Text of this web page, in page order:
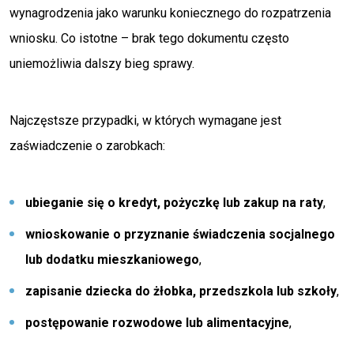
wynagrodzenia jako warunku koniecznego do rozpatrzenia
wniosku. Co istotne – brak tego dokumentu często
uniemożliwia dalszy bieg sprawy.
Najczęstsze przypadki, w których wymagane jest
zaświadczenie o zarobkach:
ubieganie się o kredyt, pożyczkę lub zakup na raty,
wnioskowanie o przyznanie świadczenia socjalnego
lub dodatku mieszkaniowego,
zapisanie dziecka do żłobka, przedszkola lub szkoły,
postępowanie rozwodowe lub alimentacyjne,